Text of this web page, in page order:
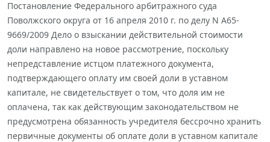
Постановление Федерального арбитражного суда
Поволжского округа от 16 апреля 2010 г. по делу N А65-
9669/2009 Дело о взыскании действительной стоимости
доли направлено на новое рассмотрение, поскольку
непредставление истцом платежного документа,
подтверждающего оплату им своей доли в уставном
капитале, не свидетельствует о том, что доля им не
оплачена, так как действующим законодательством не
предусмотрена обязанность учредителя бессрочно хранить
первичные документы об оплате доли в уставном капитале